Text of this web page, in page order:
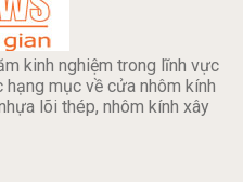
kinh nghiệm trong lĩnh vực
mục về cửa nhôm kính
lõi thép, nhôm kính xây